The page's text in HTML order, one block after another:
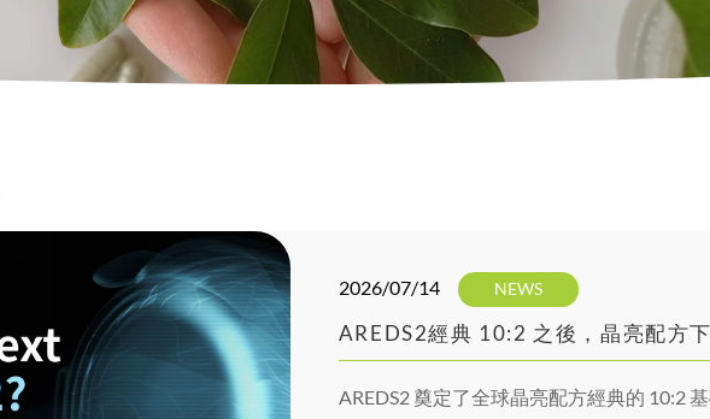
2026/07/14 NEWS
AREDS2經典 10:2 之後，晶亮配方
AREDS2 奠定了全球晶亮配方經典的 10:2